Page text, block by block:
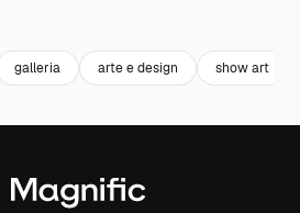
galleria arte e design show art